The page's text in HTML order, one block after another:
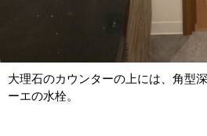
大理石のカウンターの上には、角型
ーエの水栓。